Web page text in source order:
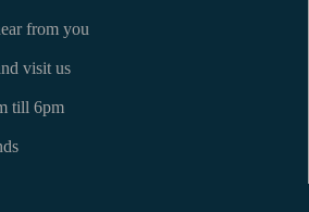
from you
visit us
till 6pm